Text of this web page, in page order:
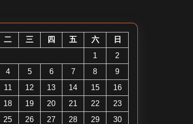
二 三 四 五 六
日
1
2
4 5 6 7 8
9
11 12 13 14 15
16
18 19 20 21 22
23
25 26 27 28 29
30